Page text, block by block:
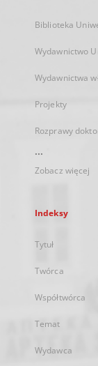
Biblioteka
Wydawnictwo
Wydawnictwa
Projekty
Rozprawy
...
Zobacz więcej
Indeksy
Tytuł
Twórca
Współtwórca
Temat
Wydawca